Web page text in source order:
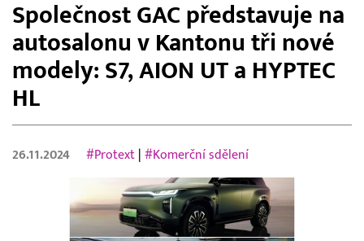
Společnost GAC představuje na
autosalonu v Kantonu tři nové
modely: S7, AION UT a HYPTEC
HL
26.11.2024 #Protext |#Komerční sdělení